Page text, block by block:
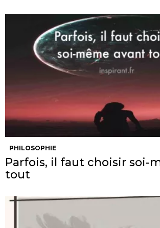
PHILOSOPHIE
Parfois, il faut choisir soi-
tout